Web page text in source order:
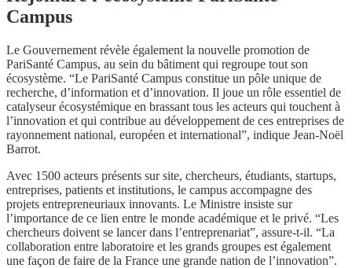
Campus
Le Gouvernement révèle également la nouvelle promotion de
PariSanté Campus, au sein du bâtiment qui regroupe tout son
écosystème. “Le PariSanté Campus constitue un pôle unique de
recherche, d’information et d’innovation. Il joue un rôle essentiel de
catalyseur écosystémique en brassant tous les acteurs qui touchent à
l’innovation et qui contribue au développement de ces entreprises de
rayonnement national, européen et international”, indique Jean-Noël
Barrot.
Avec 1500 acteurs présents sur site, chercheurs, étudiants, startups,
entreprises, patients et institutions, le campus accompagne des
projets entrepreneuriaux innovants. Le Ministre insiste sur
l’importance de ce lien entre le monde académique et le privé. “Les
chercheurs doivent se lancer dans l’entreprenariat”, assure-t-il. “La
collaboration entre laboratoire et les grands groupes est également
une façon de faire de la France une grande nation de l’innovation”.